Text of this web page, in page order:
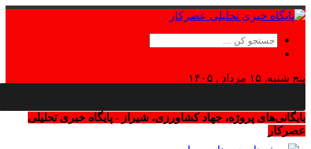
پنج شنبه, ۱۵ مرداد , ۱۴۰۵
بایگانی‌های پروژه، جهاد کشاورزی، شیراز - پایگاه خبری تحلیلی
عصرکار